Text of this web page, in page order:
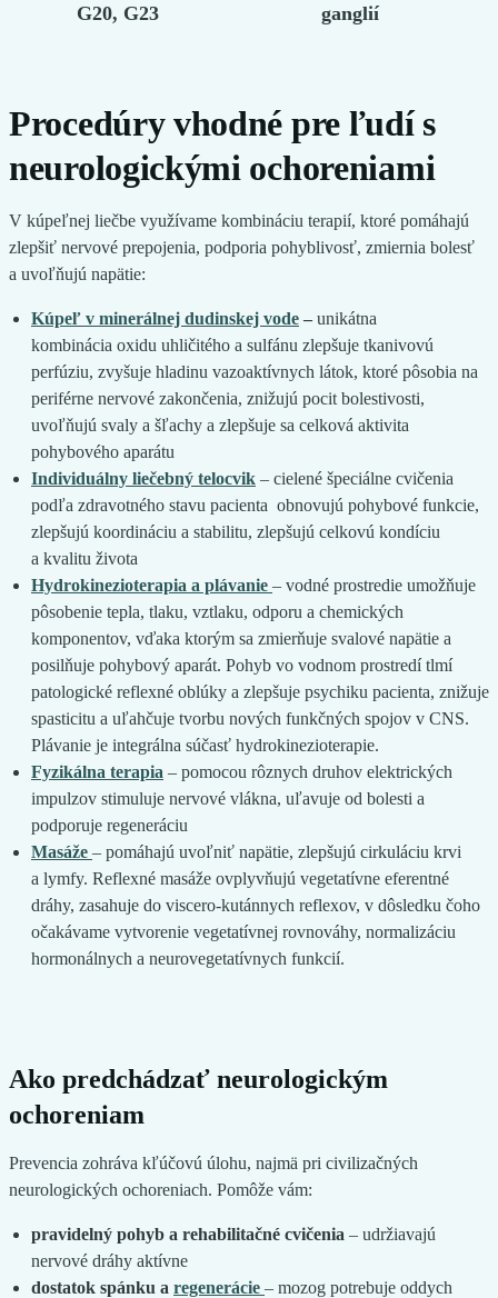
G20, G23
ganglií
Procedúry vhodné pre ľudí s
neurologickými ochoreniami
V kúpeľnej liečbe využívame kombináciu terapií, ktoré pomáhajú
zlepšiť nervové prepojenia, podporia pohyblivosť, zmiernia bolesť
a uvoľňujú napätie:
Kúpeľ v minerálnej dudinskej vode – unikátna
kombinácia oxidu uhličitého a sulfánu zlepšuje tkanivovú
perfúziu, zvyšuje hladinu vazoaktívnych látok, ktoré pôsobia na
periférne nervové zakončenia, znižujú pocit bolestivosti,
uvoľňujú svaly a šľachy a zlepšuje sa celková aktivita
pohybového aparátu
Individuálny liečebný telocvik – cielené špeciálne cvičenia
podľa zdravotného stavu pacienta obnovujú pohybové funkcie,
zlepšujú koordináciu a stabilitu, zlepšujú celkovú kondíciu
a kvalitu života
Hydrokinezioterapia a plávanie – vodné prostredie umožňuje
pôsobenie tepla, tlaku, vztlaku, odporu a chemických
komponentov, vďaka ktorým sa zmierňuje svalové napätie a
posilňuje pohybový aparát. Pohyb vo vodnom prostredí tlmí
patologické reflexné oblúky a zlepšuje psychiku pacienta, znižuje
spasticitu a uľahčuje tvorbu nových funkčných spojov v CNS.
Plávanie je integrálna súčasť hydrokinezioterapie.
Fyzikálna terapia – pomocou rôznych druhov elektrických
impulzov stimuluje nervové vlákna, uľavuje od bolesti a
podporuje regeneráciu
Masáže – pomáhajú uvoľniť napätie, zlepšujú cirkuláciu krvi
a lymfy. Reflexné masáže ovplyvňujú vegetatívne eferentné
dráhy, zasahuje do viscero-kutánnych reflexov, v dôsledku čoho
očakávame vytvorenie vegetatívnej rovnováhy, normalizáciu
hormonálnych a neurovegetatívnych funkcií.
Ako predchádzať neurologickým
ochoreniam
Prevencia zohráva kľúčovú úlohu, najmä pri civilizačných
neurologických ochoreniach. Pomôže vám:
pravidelný pohyb a rehabilitačné cvičenia – udržiavajú
nervové dráhy aktívne
dostatok spánku a regenerácie – mozog potrebuje oddych